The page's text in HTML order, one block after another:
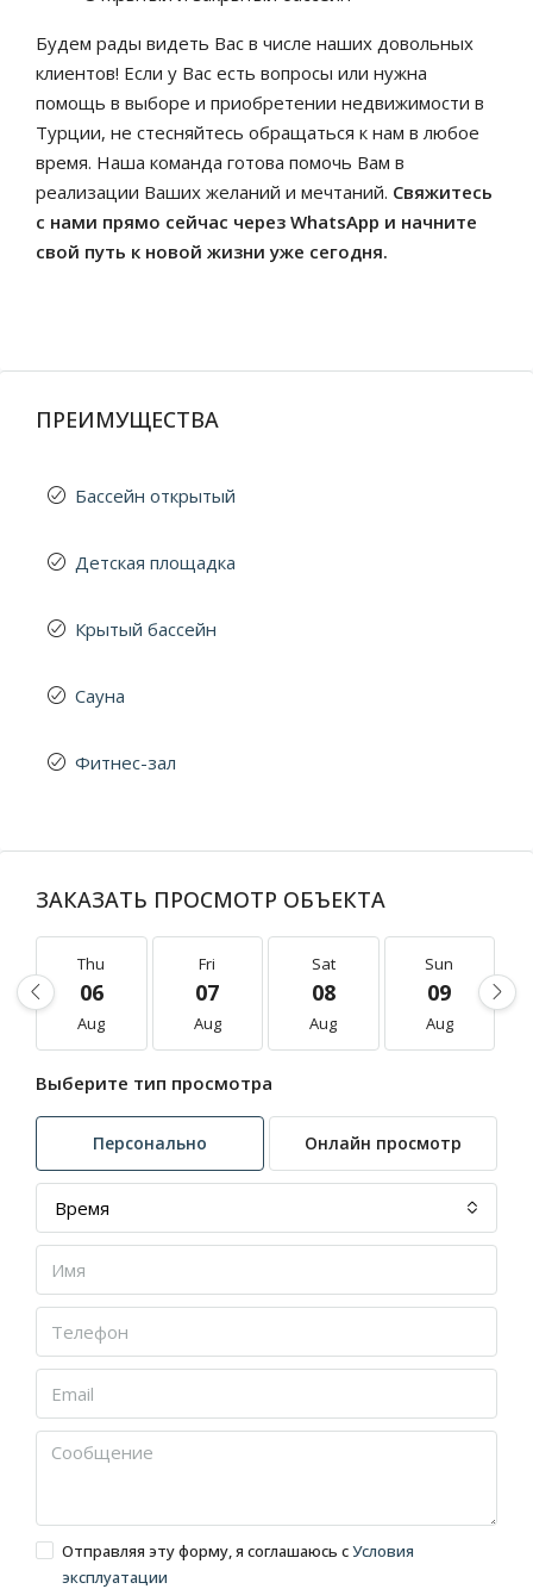
Будем рады видеть Вас в числе наших довольных
клиентов! Если у Вас есть вопросы или нужна
помощь в выборе и приобретении недвижимости в
Турции, не стесняйтесь обращаться к нам в любое
время. Наша команда готова помочь Вам в
реализации Ваших желаний и мечтаний. Свяжитесь
с нами прямо сейчас через WhatsApp и начните
свой путь к новой жизни уже сегодня.
ПРЕИМУЩЕСТВА
Бассейн открытый
Детская площадка
Крытый бассейн
Сауна
Фитнес-зал
ЗАКАЗАТЬ ПРОСМОТР ОБЪЕКТА
Thu
06
Aug
Fri
07
Aug
Sat
08
Aug
Sun
09
Aug
Выберите тип просмотра
Персонально Онлайн просмотр
Время
Отправляя эту форму, я соглашаюсь сУсловия
эксплуатации